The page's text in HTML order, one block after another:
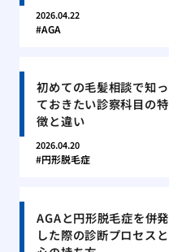
2026.04.22
AGA
初めての毛髪相談で知っ
ておきたい診察科目の特
徴と違い
2026.04.20
円形脱毛症
AGAと円形脱毛症を併発
した際の診断プロセスと